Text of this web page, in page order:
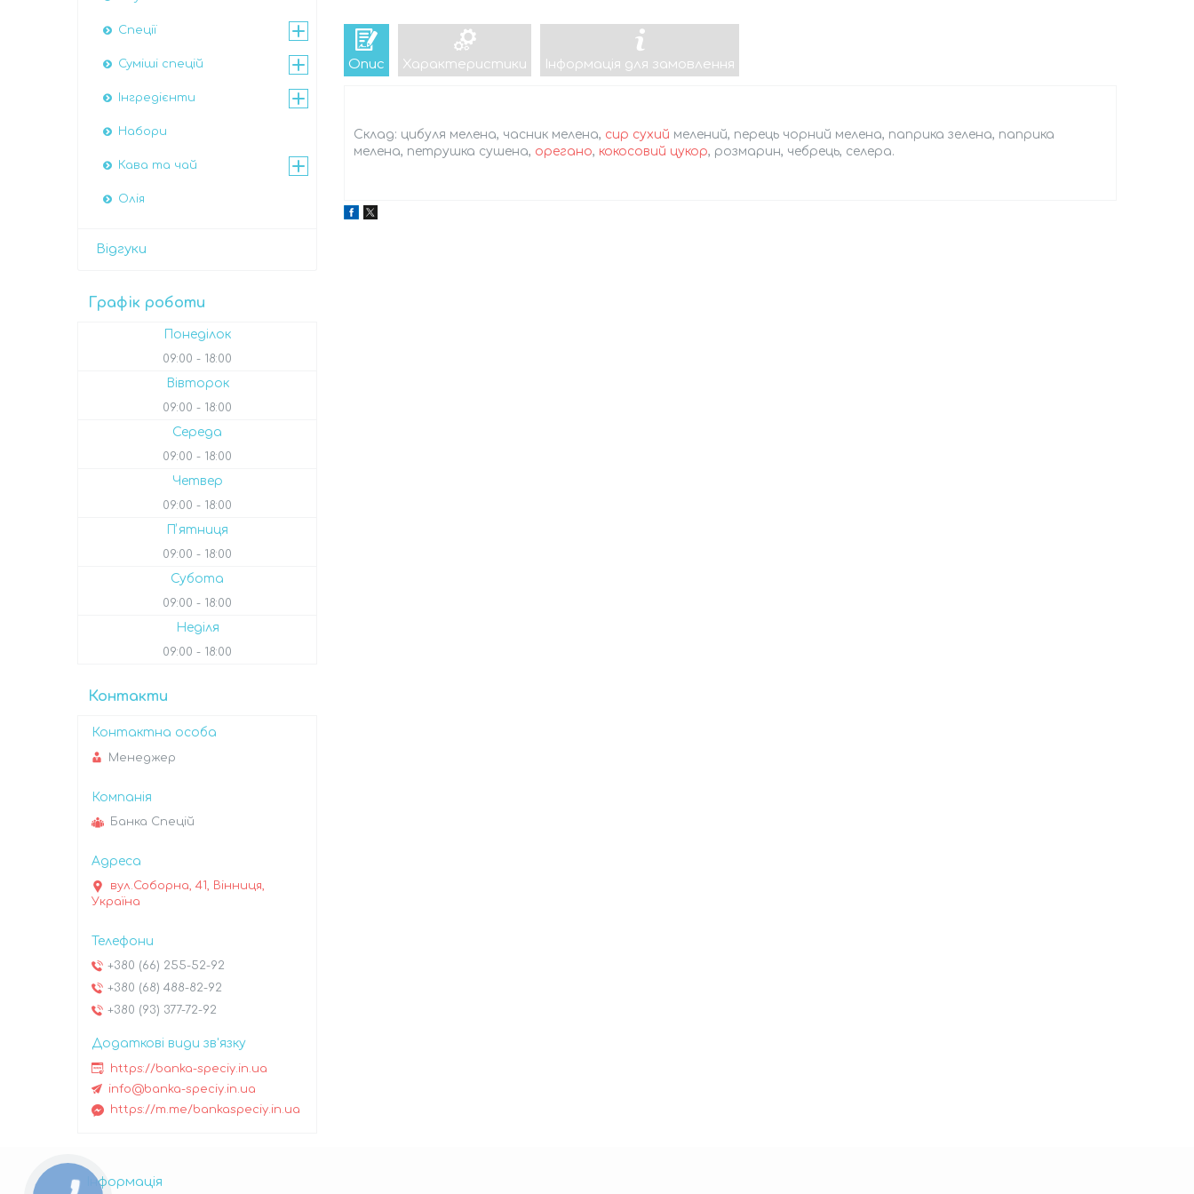
Опис Характеристики Інформація для замовлення
Склад: цибуля мелена, часник мелена, сир сухий мелений, перець чорний мелена, паприка зелена, паприка
мелена, петрушка сушена, орегано, кокосовий цукор, розмарин, чебрець, селера.
Спеції
Суміші спецій
Інгредієнти
Набори
Кава та чай
Олія
Відгуки
Графік роботи
Понеділок
09:00 18:00
Вівторок
09:00 18:00
Середа
09:00 18:00
Четвер
09:00 18:00
Пʼятниця
09:00 18:00
Субота
09:00 18:00
Неділя
09:00 18:00
Контакти
Менеджер
Банка Спецій
вул.Соборна, 41, Вінниця,
Україна
+380 (66) 255-52-92
+380 (68) 488-82-92
+380 (93) 377-72-92
https://banka-speciy.in.ua
info@banka-speciy.in.ua
https://m.me/bankaspeciy.in.ua
Інформація